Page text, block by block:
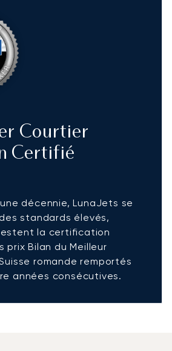
Courtier
Certifié
décennie, LunaJets se
standards élevés,
la certification
prix Bilan du Meilleur
romande remportés
années consécutives.